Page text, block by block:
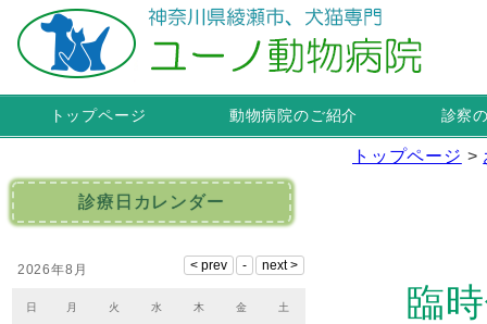
トップページ 動物病院のご紹介 診察
トップページ >
臨
診療日カレンダー
2026年8月
日 月 火 水 木 金 土